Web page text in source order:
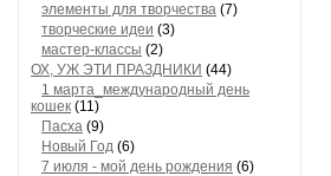
элементы для творчества (7)
творческие идеи (3)
мастер-классы (2)
ОХ, УЖ ЭТИ ПРАЗДНИКИ (44)
1 марта_международный день
кошек (11)
Пасха (9)
Новый Год (6)
7 июля - мой день рождения (6)